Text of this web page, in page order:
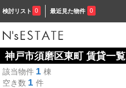
検討リスト 0 最近見た物件 0
神戸市須磨区東町 賃貸一覧
該当物件 1 棟
空き数 1 件